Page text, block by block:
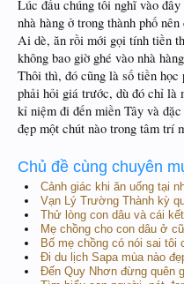
Lúc đầu chúng tôi nghĩ vào
nhà hàng ở trong thành phố
Ai dè, ăn rồi mới gọi tính tiền
không bao giờ ghé vào nhà
Thôi thì, đó cũng là số tiền
phải hỏi giá trước, dù đó chỉ là
kỉ niệm đi đến miền Tây và
đẹp một chút nào trong tâm trí
Chủ đề cùng chuyên
Cảnh giác khi ăn uống tại
Vạn Lý Trường Thành kỳ
Thử lòng con dâu và cái
Mẹ chồng cho con dâu ở
Bố mẹ chồng có nói sai tôi
Đi du lịch Sapa mùa nào
Đến Quy Nhơn đừng quên